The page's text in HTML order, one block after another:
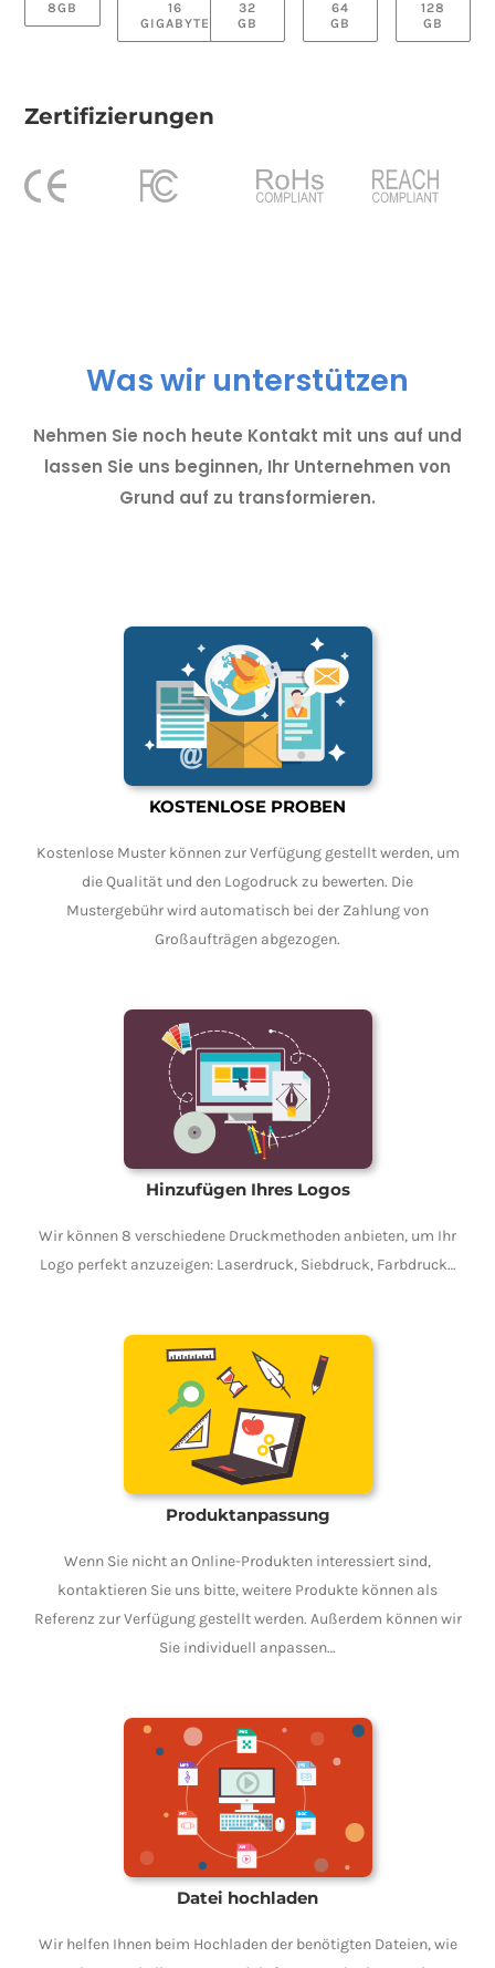
8GB
16
GIGABYTE
32
GB
64
GB
128
GB
Zertifizierungen
Was wir unterstützen
Nehmen Sie noch heute Kontakt mit uns auf und
lassen Sie uns beginnen, Ihr Unternehmen von
Grund auf zu transformieren.
KOSTENLOSE PROBEN
Kostenlose Muster können zur Verfügung gestellt werden, um
die Qualität und den Logodruck zu bewerten. Die
Mustergebühr wird automatisch bei der Zahlung von
Großaufträgen abgezogen.
Hinzufügen Ihres Logos
Wir können 8 verschiedene Druckmethoden anbieten, um Ihr
Logo perfekt anzuzeigen: Laserdruck, Siebdruck, Farbdruck…
Produktanpassung
Wenn Sie nicht an Online-Produkten interessiert sind,
kontaktieren Sie uns bitte, weitere Produkte können als
Referenz zur Verfügung gestellt werden. Außerdem können wir
Sie individuell anpassen…
Datei hochladen
Wir helfen Ihnen beim Hochladen der benötigten Dateien, wie